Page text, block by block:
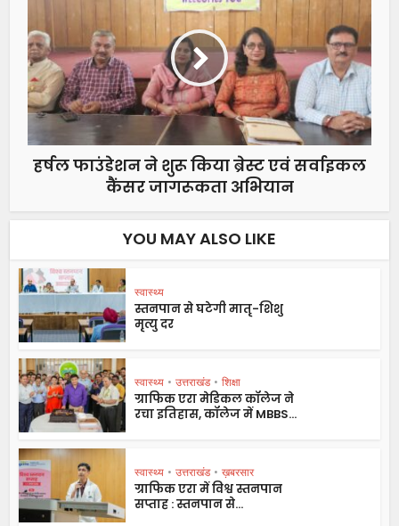
हर्षल फाउंडेशन ने शुरू किया ब्रेस्ट एवं सर्वाइकल
कैंसर जागरूकता अभियान
YOU MAY ALSO LIKE
स्वास्थ्य
स्तनपान से घटेगी मातृ-शिशु
मृत्यु दर
स्वास्थ्य • उत्तराखंड • शिक्षा
ग्राफिक एरा मेडिकल कॉलेज ने
रचा इतिहास, कॉलेज में MBBS...
स्वास्थ्य • उत्तराखंड • ख़बरसार
ग्राफिक एरा में विश्व स्तनपान
सप्ताह : स्तनपान से...